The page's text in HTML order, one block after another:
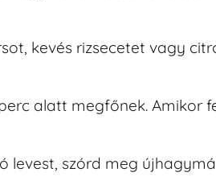
kevés rizsecetet vagy
alatt megfőnek.
levest, szórd meg